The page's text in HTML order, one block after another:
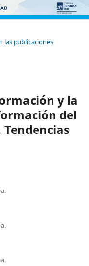
las publicaciones
y la
del